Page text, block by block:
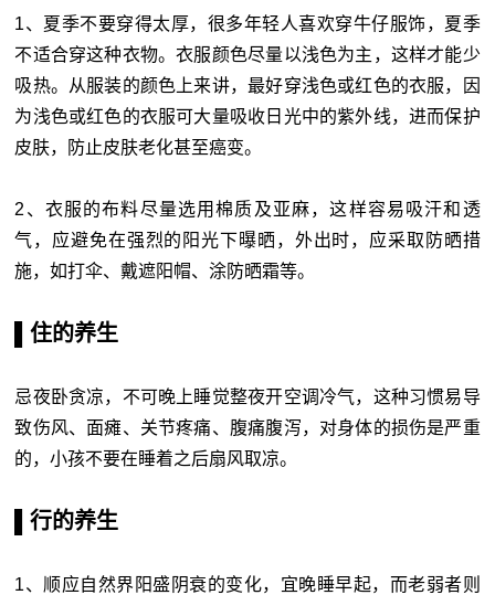
1、夏季不要穿得太厚，很多年轻人喜欢穿牛仔服饰，夏季
不适合穿这种衣物。衣服颜色尽量以浅色为主，这样才能少
吸热。从服装的颜色上来讲，最好穿浅色或红色的衣服，因
为浅色或红色的衣服可大量吸收日光中的紫外线，进而保护
皮肤，防止皮肤老化甚至癌变。
2、衣服的布料尽量选用棉质及亚麻，这样容易吸汗和透
气，应避免在强烈的阳光下曝晒，外出时，应采取防晒措
施，如打伞、戴遮阳帽、涂防晒霜等。
▌住的养生
忌夜卧贪凉，不可晚上睡觉整夜开空调冷气，这种习惯易导
致伤风、面瘫、关节疼痛、腹痛腹泻，对身体的损伤是严重
的，小孩不要在睡着之后扇风取凉。
▌行的养生
1、顺应自然界阳盛阴衰的变化，宜晚睡早起，而老弱者则